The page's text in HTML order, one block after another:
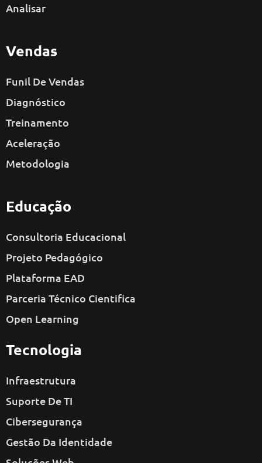
Analisar
Vendas
Funil De Vendas
Diagnóstico
Treinamento
Aceleração
Metodologia
Educação
Consultoria Educacional
Projeto Pedagógico
Plataforma EAD
Parceria Técnico Cientifica
Open Learning
Tecnologia
Infraestrutura
Suporte De TI
Cibersegurança
Gestão Da Identidade